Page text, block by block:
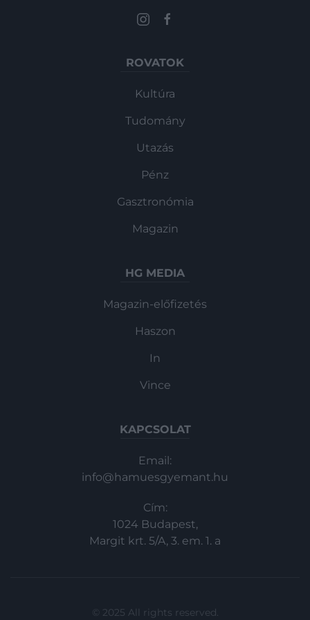
ROVATOK
Kultúra
Tudomány
Utazás
Pénz
Gasztronómia
Magazin
HG MEDIA
Magazin-előfizetés
Haszon
In
Vince
KAPCSOLAT
Email:
info@hamuesgyemant.hu
Cím:
1024 Budapest,
Margit krt. 5/A, 3. em. 1. a
© 2025 All rights reserved.